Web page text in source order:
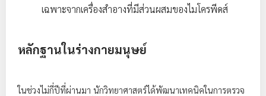
เฉพาะจากเครื่องสำอางที่มีส่วนผสมของไมโครพีดส์
หลักฐานในร่างกายมนุษย์
ในช่วงไม่กี่ปีที่ผ่านมา นักวิทยาศาสตร์ได้พัฒนาเทคนิคในการตรวจ